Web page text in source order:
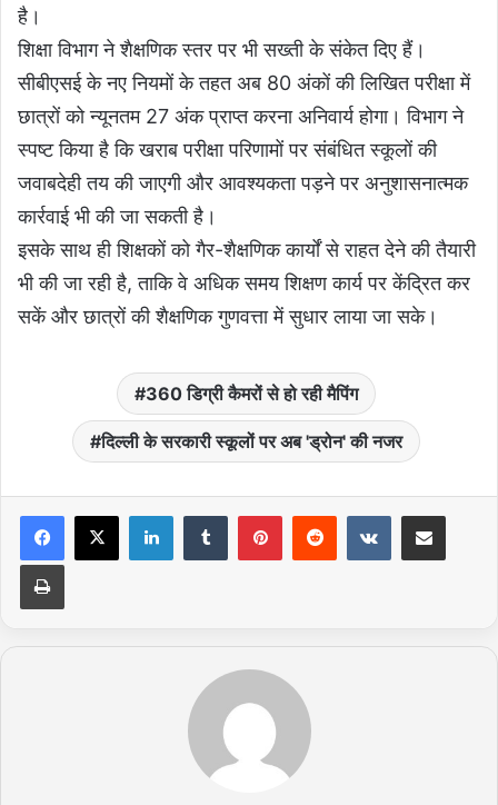
है।
शिक्षा विभाग ने शैक्षणिक स्तर पर भी सख्ती के संकेत दिए हैं।
सीबीएसई के नए नियमों के तहत अब 80 अंकों की लिखित परीक्षा में
छात्रों को न्यूनतम 27 अंक प्राप्त करना अनिवार्य होगा। विभाग ने
स्पष्ट किया है कि खराब परीक्षा परिणामों पर संबंधित स्कूलों की
जवाबदेही तय की जाएगी और आवश्यकता पड़ने पर अनुशासनात्मक
कार्रवाई भी की जा सकती है।
इसके साथ ही शिक्षकों को गैर-शैक्षणिक कार्यों से राहत देने की तैयारी
भी की जा रही है, ताकि वे अधिक समय शिक्षण कार्य पर केंद्रित कर
सकें और छात्रों की शैक्षणिक गुणवत्ता में सुधार लाया जा सके।
360 डिग्री कैमरों से हो रही मैपिंग
दिल्ली के सरकारी स्कूलों पर अब 'ड्रोन' की नजर